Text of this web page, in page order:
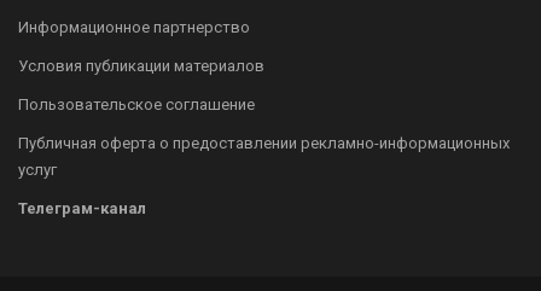
Информационное партнерство
Условия публикации материалов
Пользовательское соглашение
Публичная оферта о предоставлении рекламно-информационных
услуг
Телеграм-канал